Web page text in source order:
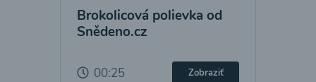
Brokolicová polievka od
Snědeno.cz
00:25 Zobraziť